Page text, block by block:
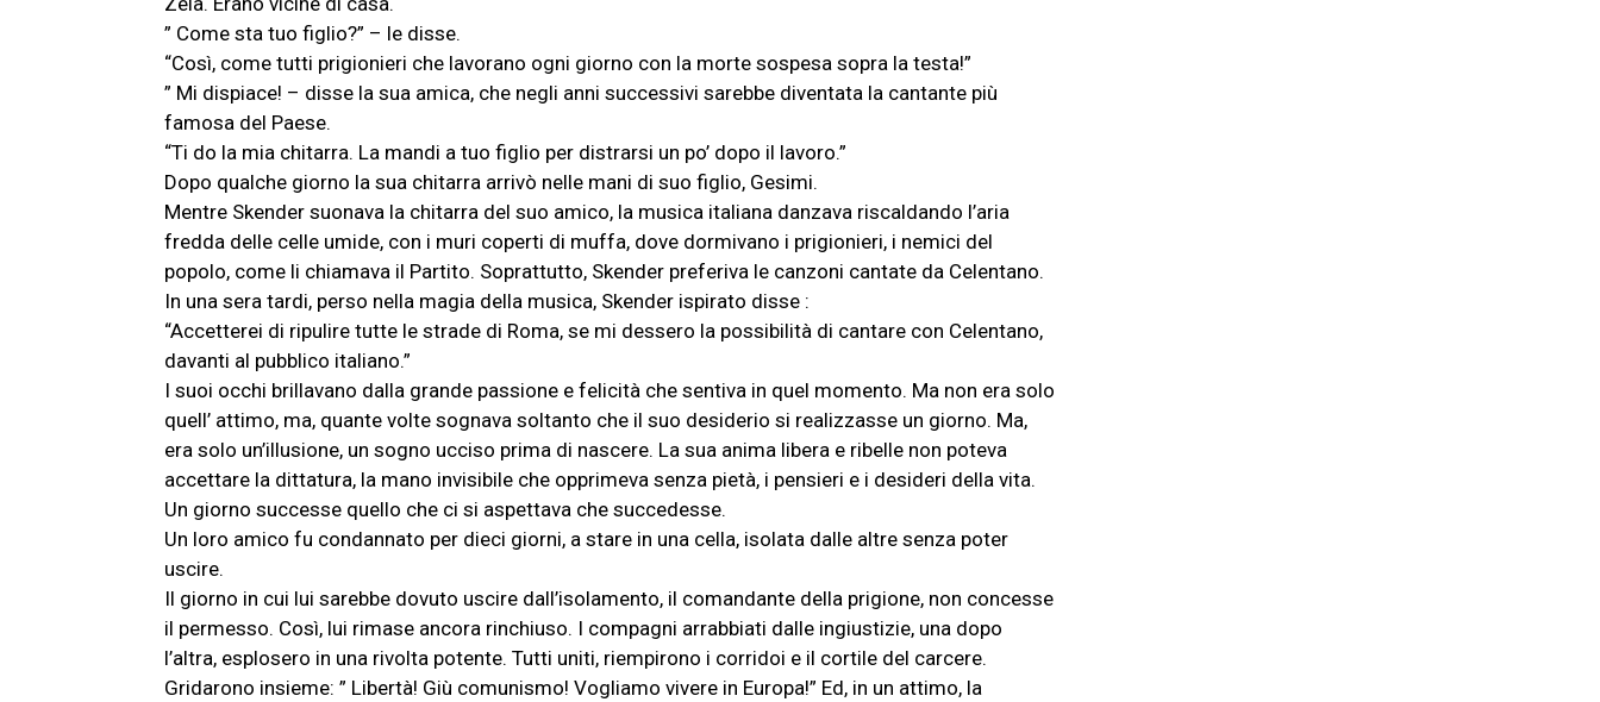
” Come sta tuo figlio?” – le disse.
“Così, come tutti prigionieri che lavorano ogni giorno con la morte sospesa sopra la testa!”
” Mi dispiace! – disse la sua amica, che negli anni successivi sarebbe diventata la cantante più
famosa del Paese.
“Ti do la mia chitarra. La mandi a tuo figlio per distrarsi un po’ dopo il lavoro.”
Dopo qualche giorno la sua chitarra arrivò nelle mani di suo figlio, Gesimi.
Mentre Skender suonava la chitarra del suo amico, la musica italiana danzava riscaldando l’aria
fredda delle celle umide, con i muri coperti di muffa, dove dormivano i prigionieri, i nemici del
popolo, come li chiamava il Partito. Soprattutto, Skender preferiva le canzoni cantate da Celentano.
In una sera tardi, perso nella magia della musica, Skender ispirato disse :
“Accetterei di ripulire tutte le strade di Roma, se mi dessero la possibilità di cantare con Celentano,
davanti al pubblico italiano.”
I suoi occhi brillavano dalla grande passione e felicità che sentiva in quel momento. Ma non era solo
quell’ attimo, ma, quante volte sognava soltanto che il suo desiderio si realizzasse un giorno. Ma,
era solo un’illusione, un sogno ucciso prima di nascere. La sua anima libera e ribelle non poteva
accettare la dittatura, la mano invisibile che opprimeva senza pietà, i pensieri e i desideri della vita.
Un giorno successe quello che ci si aspettava che succedesse.
Un loro amico fu condannato per dieci giorni, a stare in una cella, isolata dalle altre senza poter
uscire.
Il giorno in cui lui sarebbe dovuto uscire dall’isolamento, il comandante della prigione, non concesse
il permesso. Così, lui rimase ancora rinchiuso. I compagni arrabbiati dalle ingiustizie, una dopo
l’altra, esplosero in una rivolta potente. Tutti uniti, riempirono i corridoi e il cortile del carcere.
Gridarono insieme: ” Libertà! Giù comunismo! Vogliamo vivere in Europa!” Ed, in un attimo, la